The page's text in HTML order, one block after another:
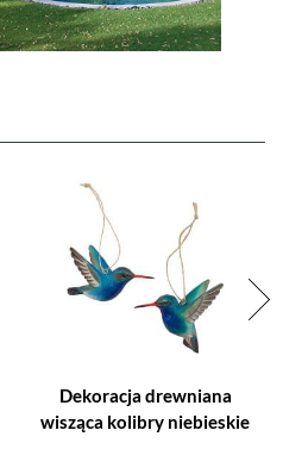
Dekoracja drewniana
wisząca kolibry niebieskie